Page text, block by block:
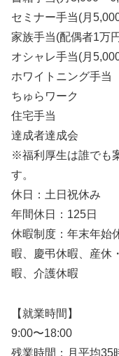
セミナー手当(月
家族手当(配偶者1万
オシャレ手当(月
ホワイトニング手当
ちゅらワーク
住宅手当
達成者達成会
※福利厚生は誰でも
す。
休日：土日祝休み
年間休日：125日
休暇制度：年末年始
暇、慶弔休暇、産休
暇、介護休暇
【就業時間】
9:00〜18:00
残業時間：月平均35